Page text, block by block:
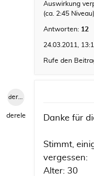
Auswirkung
(ca. 2:45 Niveau)
Antworten: 12
24.03.2011,
Rufe den
derele
derele Danke für
Stimmt,
vergessen:
Alter: 30